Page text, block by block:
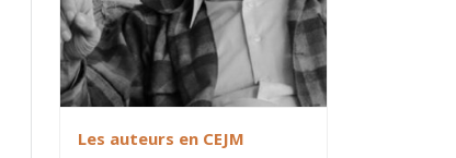
Les auteurs en CEJM